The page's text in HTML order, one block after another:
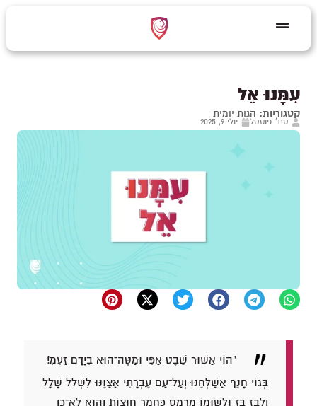
עִמָּנוּ אֵל
קטגוריות: הגות יומית
סת' פוסטל יולי 9, 2025
"הוֹי אַשּׁוּר שֵׁבֶט אַפִּי וּמַטֶּה־הוּא בְיָדָם זַעְמִי׃
בְּגוֹי חָנֵף אֲשַׁלְּחֶנּוּ וְעַל־עַם עֶבְרָתִי אֲצַוֶּנּוּ לִשְׁלֹל שָׁלָל
וְלָבֹז בַּז וּלְשׂוּמוֹ מִרְמָס כְּחֹמֶר חוּצוֹת׃ וְהוּא לֹא־כֵן